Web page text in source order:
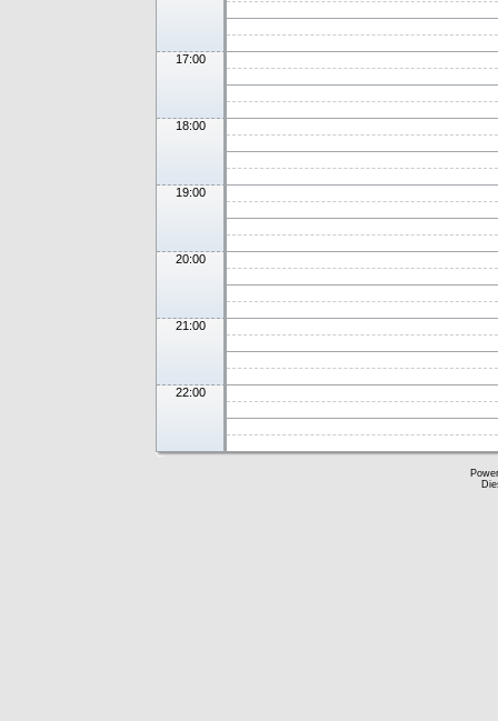
17:00
18:00
19:00
20:00
21:00
22:00